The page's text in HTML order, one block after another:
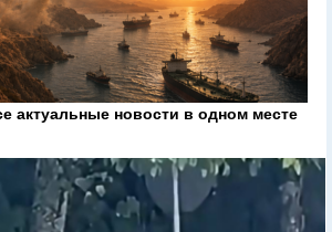
актуальные новости в одном месте